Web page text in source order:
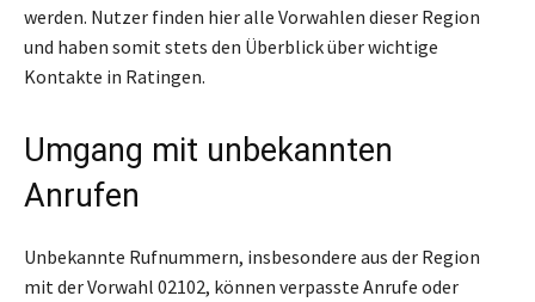
werden. Nutzer finden hier alle Vorwahlen dieser Region
und haben somit stets den Überblick über wichtige
Kontakte in Ratingen.
Umgang mit unbekannten
Anrufen
Unbekannte Rufnummern, insbesondere aus der Region
mit der Vorwahl 02102, können verpasste Anrufe oder